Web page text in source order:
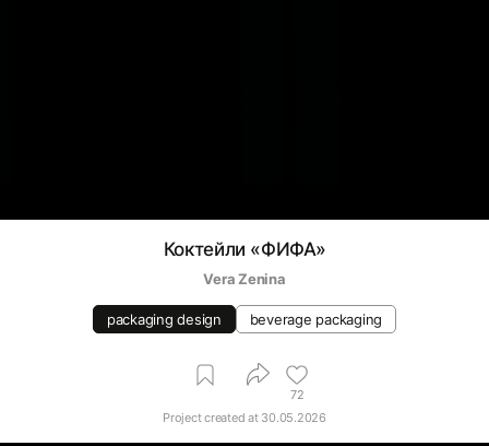
Коктейли «ФИФА»
Vera Zenina
packaging design beverage packaging
72
Project created at 30.05.2026